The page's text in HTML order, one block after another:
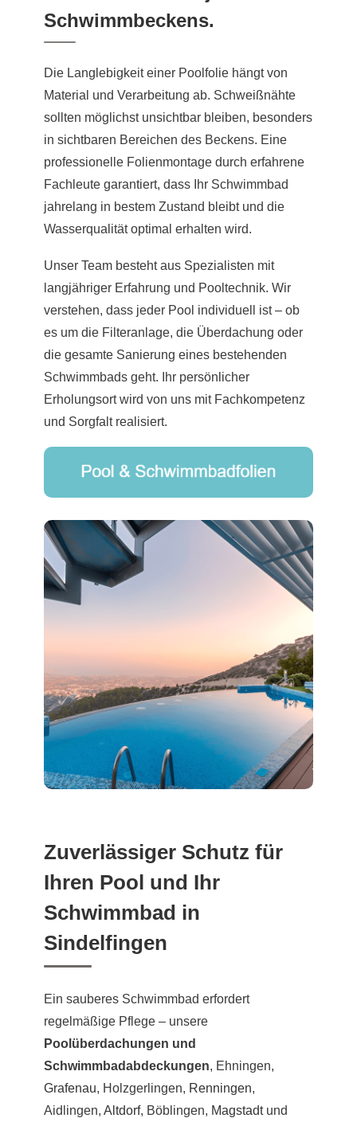
Schwimmbeckens.
Die Langlebigkeit einer Poolfolie hängt von
Material und Verarbeitung ab. Schweißnähte
sollten möglichst unsichtbar bleiben, besonders
in sichtbaren Bereichen des Beckens. Eine
professionelle Folienmontage durch erfahrene
Fachleute garantiert, dass Ihr Schwimmbad
jahrelang in bestem Zustand bleibt und die
Wasserqualität optimal erhalten wird.
Unser Team besteht aus Spezialisten mit
langjähriger Erfahrung und Pooltechnik. Wir
verstehen, dass jeder Pool individuell ist – ob
es um die Filteranlage, die Überdachung oder
die gesamte Sanierung eines bestehenden
Schwimmbads geht. Ihr persönlicher
Erholungsort wird von uns mit Fachkompetenz
und Sorgfalt realisiert.
Zuverlässiger Schutz für
Ihren Pool und Ihr
Schwimmbad in
Sindelfingen
Ein sauberes Schwimmbad erfordert
regelmäßige Pflege – unsere
Poolüberdachungen und
Schwimmbadabdeckungen, Ehningen,
Grafenau, Holzgerlingen, Renningen,
Aidlingen, Altdorf, Böblingen, Magstadtund